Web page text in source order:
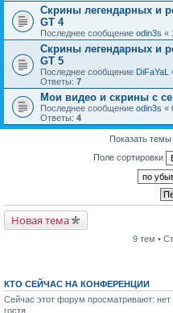
Скрины легендарных и
GT 4
Последнее сообщение odin3s «
Скрины легендарных и
GT 5
Последнее сообщение DiFaYaL
Ответы: 7
Мои видео и скрины с
Последнее сообщение odin3s «
Ответы: 4
Показать темы
Поле сортировки
Новая тема
9 тем •
КТО СЕЙЧАС НА КОНФЕРЕНЦИИ
Сейчас этот форум просматривают: нет
гостя